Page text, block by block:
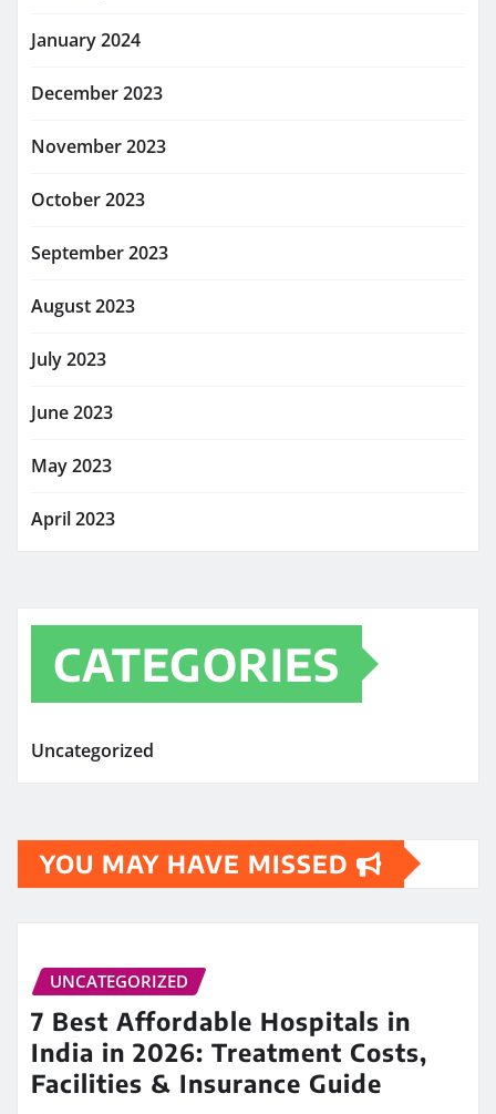
January 2024
December 2023
November 2023
October 2023
September 2023
August 2023
July 2023
June 2023
May 2023
April 2023
CATEGORIES
Uncategorized
YOU MAY HAVE MISSED
UNCATEGORIZED
7 Best Affordable Hospitals in
India in 2026: Treatment Costs,
Facilities & Insurance Guide